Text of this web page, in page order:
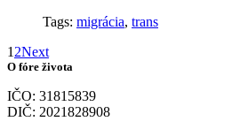
Tags: migrácia, trans
1 2Next
O fóre života
IČO: 31815839
DIČ: 2021828908